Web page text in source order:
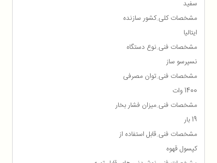
سفید
مشخصات کلی.کشور سازنده
ایتالیا
مشخصات فنی.نوع دستگاه
نسپرسو ساز
مشخصات فنی.توان مصرفی
1400 وات
مشخصات فنی.میزان فشار بخار
19 بار
مشخصات فنی.قابل استفاده از
کپسول قهوه